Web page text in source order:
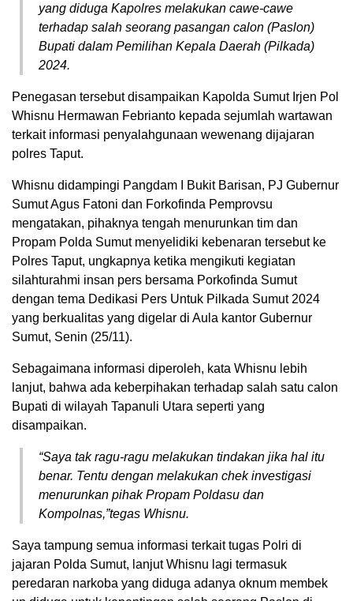
yang diduga Kapolres melakukan cawe-cawe
terhadap salah seorang pasangan calon (Paslon)
Bupati dalam Pemilihan Kepala Daerah (Pilkada)
2024.
Penegasan tersebut disampaikan Kapolda Sumut Irjen Pol
Whisnu Hermawan Febrianto kepada sejumlah wartawan
terkait informasi penyalahgunaan wewenang dijajaran
polres Taput.
Whisnu didampingi Pangdam I Bukit Barisan, PJ Gubernur
Sumut Agus Fatoni dan Forkofinda Pemprovsu
mengatakan, pihaknya tengah menurunkan tim dan
Propam Polda Sumut menyelidiki kebenaran tersebut ke
Polres Taput, ungkapnya ketika mengikuti kegiatan
silahturahmi insan pers bersama Porkofinda Sumut
dengan tema Dedikasi Pers Untuk Pilkada Sumut 2024
yang berkualitas yang digelar di Aula kantor Gubernur
Sumut, Senin (25/11).
Sebagaimana informasi diperoleh, kata Whisnu lebih
lanjut, bahwa ada keberpihakan terhadap salah satu calon
Bupati di wilayah Tapanuli Utara seperti yang
disampaikan.
“Saya tak ragu-ragu melakukan tindakan jika hal itu
benar. Tentu dengan melakukan chek investigasi
menurunkan pihak Propam Poldasu dan
Kompolnas,”tegas Whisnu.
Saya tampung semua informasi terkait tugas Polri di
jajaran Polda Sumut, lanjut Whisnu lagi termasuk
peredaran narkoba yang diduga adanya oknum membek